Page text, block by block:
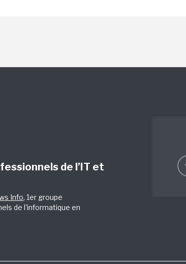
de l’IT et
Info, 1er groupe
de l'informatique en